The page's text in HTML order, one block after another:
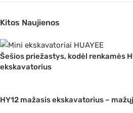
Kitos Naujienos
Šešios priežastys, kodėl renkamės
ekskavatorius
HY12 mažasis ekskavatorius –